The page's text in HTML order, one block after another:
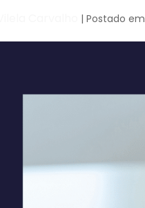
| Postado em